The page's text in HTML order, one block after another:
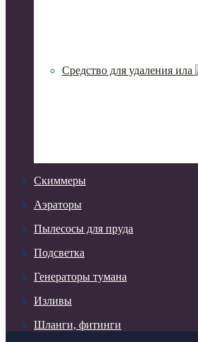
Средство для удаления ила
Скиммеры
Аэраторы
Пылесосы для пруда
Подсветка
Генераторы тумана
Изливы
Шланги, фитинги